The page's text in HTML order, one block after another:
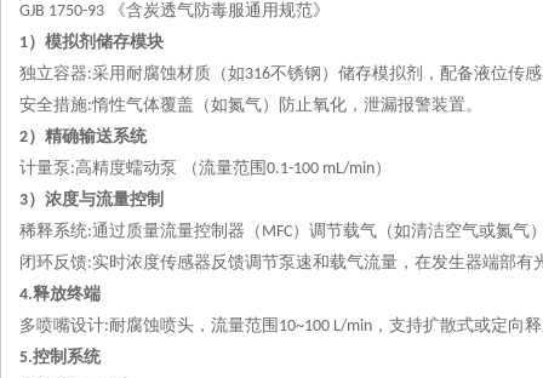
GJB 1750-93
《含炭透气防毒服通用规范》
1）模拟剂储存模块
独立容器:采用耐腐蚀材质（如316不锈钢）储存模拟剂，配备液位传
安全措施:惰性气体覆盖（如氮气）防止氧化，泄漏报警装置。
2）精确输送系统
计量泵 :高精度蠕动泵 （流量范围 0.1-100 mL/min）
3）浓度与流量控制
稀释系统:通过质量流量控制器（ MFC）调节载气（如清洁空气或氮气
闭环反馈:实时浓度传感器反馈调节泵速和载气流量，在发生器端部
4.释放终端
多喷嘴设计:耐腐蚀喷头，流量范围 10~100 L/min ，支持扩散式或定向
5.控制系统